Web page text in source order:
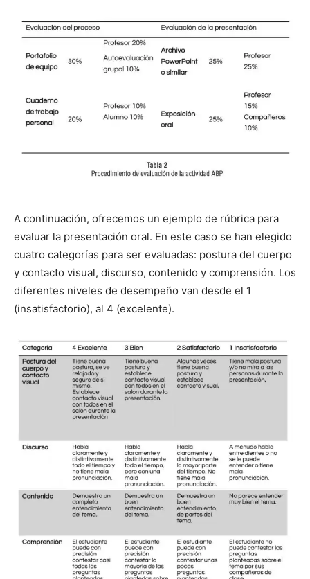
A continuación, ofrecemos un ejemplo de rúbrica para
evaluar la presentación oral. En este caso se han elegido
cuatro categorías para ser evaluadas: postura del cuerpo
y contacto visual, discurso, contenido y comprensión. Los
diferentes niveles de desempeño van desde el 1
(insatisfactorio), al 4 (excelente).